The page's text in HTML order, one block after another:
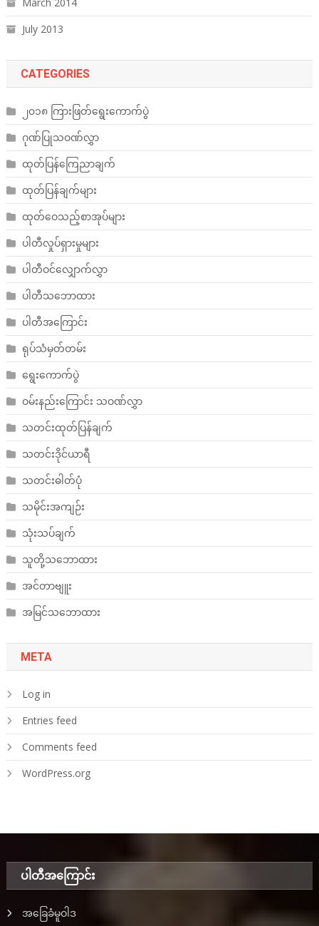
July 2013
CATEGORIES
၂၀၁၈ ကြားဖြတ်ရွေးကောက်ပွဲ
ဂုဏ်ပြုသဝဏ်လွှာ
ထုတ်ပြန်ကြေညာချက်
ထုတ်ပြန်ချက်များ
ထုတ်ဝေသည့်စာအုပ်များ
ပါတီလှုပ်ရှားမှုများ
ပါတီဝင်လျှောက်လွှာ
ပါတီသဘောထား
ပါတီအကြောင်း
ရုပ်သံမှတ်တမ်း
ရွေးကောက်ပွဲ
ဝမ်းနည်းကြောင်း သဝဏ်လွှာ
သတင်းထုတ်ပြန်ချက်
သတင်းဒိုင်ယာရီ
သတင်းဓါတ်ပုံ
သမိုင်းအကျဉ်း
သုံးသပ်ချက်
သူတို့သဘောထား
အင်တာဗျူး
အမြင်သဘောထား
META
Log in
Entries feed
Comments feed
WordPress.org
ပါတီအ‌ကြောင်း
အခြေခံမူဝါဒ